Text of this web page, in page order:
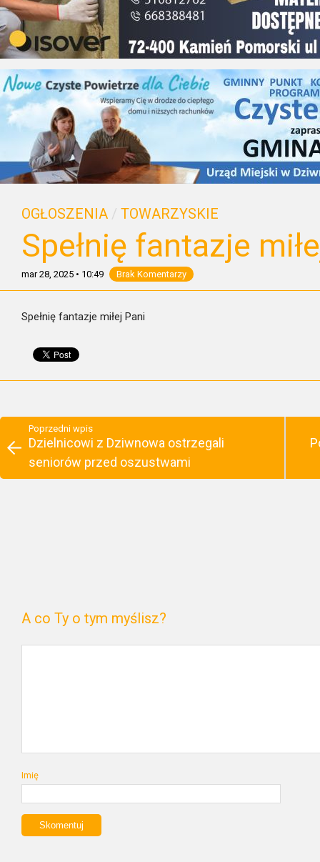
OGŁOSZENIA / TOWARZYSKIE
Spełnię fantazje
mar 28, 2025 • 10:49 Brak Komentarzy
Spełnię fantazje miłej Pani
Poprzedni wpis
Dzielnicowi z Dziwnowa ostrzegali
seniorów przed oszustwami
A co Ty o tym myślisz?
Imię